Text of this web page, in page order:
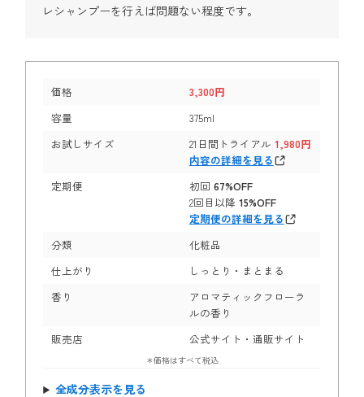
レシャンプーを行えば問題ない程度です。
価格
3,300円
容量
375ml
お試しサイズ
21日間トライアル 1,980円
内容の詳細を見る
定期便
初回 67%OFF
2回目以降 15%OFF
定期便の詳細を見る
分類
化粧品
仕上がり
しっとり・まとまる
香り
アロマティックフローラ
ルの香り
販売店
公式サイト・通販サイト
＊価格はすべて税込
全成分表示を見る